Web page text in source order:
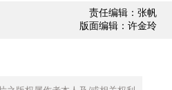
责任编辑：张帆
版面编辑：许金玲